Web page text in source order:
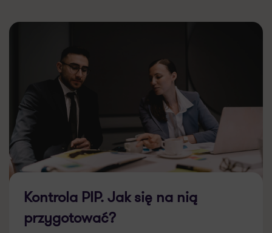
Kontrola PIP. Jak się na nią
przygotować?